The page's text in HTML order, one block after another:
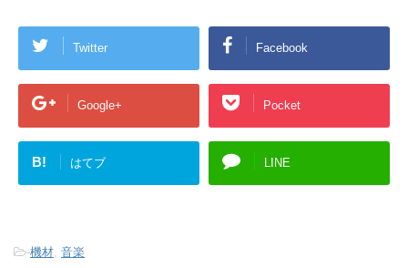
Twitter Facebook
Google+ Pocket
B! はてブ LINE
-機材 音楽